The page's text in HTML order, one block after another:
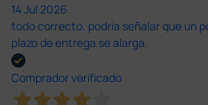
14 Jul 2026
todo correcto. podria señalar que un
plazo de entrega se alarga.
Comprador verificado